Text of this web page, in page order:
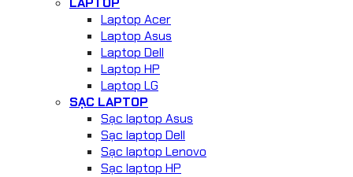
Laptop Acer
Laptop Asus
Laptop Dell
Laptop HP
Laptop LG
SẠC LAPTOP
Sạc laptop Asus
Sạc laptop Dell
Sạc laptop Lenovo
Sạc laptop HP